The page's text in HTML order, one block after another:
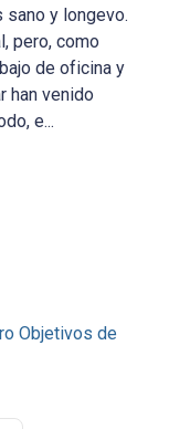
sano y longevo.
pero, como
de oficina y
han venido
e...
Objetivos de